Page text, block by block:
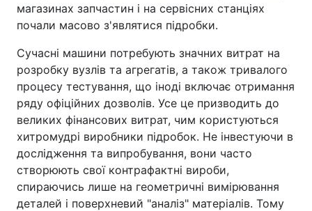
магазинах запчастин і на сервісних станціях
почали масово з'являтися підробки.
Сучасні машини потребують значних витрат на
розробку вузлів та агрегатів, а також тривалого
процесу тестування, що іноді включає отримання
ряду офіційних дозволів. Усе це призводить до
великих фінансових витрат, чим користуються
хитромудрі виробники підробок. Не інвестуючи в
дослідження та випробування, вони часто
створюють свої контрафактні вироби,
спираючись лише на геометричні вимірювання
деталей і поверхневий "аналіз" матеріалів. Тому